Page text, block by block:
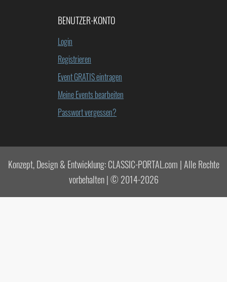
BENUTZER-KONTO
Login
Registrieren
Event GRATIS eintragen
Meine Events bearbeiten
Passwort vergessen?
Konzept, Design & Entwicklung: CLASSIC-PORTAL.com | Alle Rechte
vorbehalten | © 2014-2026